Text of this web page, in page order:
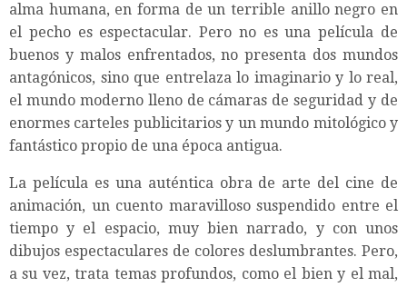
alma humana, en forma de un terrible anillo negro en
el pecho es espectacular. Pero no es una película de
buenos y malos enfrentados, no presenta dos mundos
antagónicos, sino que entrelaza lo imaginario y lo real,
el mundo moderno lleno de cámaras de seguridad y de
enormes carteles publicitarios y un mundo mitológico y
fantástico propio de una época antigua.
La película es una auténtica obra de arte del cine de
animación, un cuento maravilloso suspendido entre el
tiempo y el espacio, muy bien narrado, y con unos
dibujos espectaculares de colores deslumbrantes. Pero,
a su vez, trata temas profundos, como el bien y el mal,